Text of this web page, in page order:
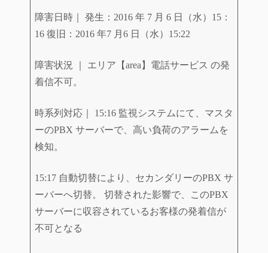
障害日時｜ 発生：2016 年 7 月 6 日（水）15：
16 復旧：2016 年7 月6 日（水）15:22
障害状況 ｜ エリア【area】電話サービス の発
着信不可。
時系列対応｜ 15:16 監視システムにて、マスタ
ーのPBX サーバーで、高い負荷のアラームを
検知。
15:17 自動切替により、セカンダリーのPBX サ
ーバーへ切替。 切替された影響で、このPBX
サーバーに収容されているお客様の発着信が
不可となる